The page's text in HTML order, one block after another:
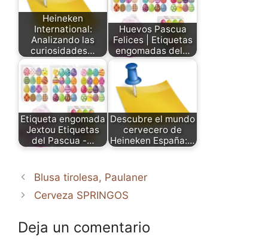
Heineken
International:
Analizando las
curiosidades…
Huevos Pascua
Felices | Etiquetas
engomadas del…
Etiqueta engomada
Jextou Etiquetas
del Pascua -…
Descubre el mundo
cervecero de
Heineken España:…
Blusa tirolesa, Paulaner
Cerveza SPRINGOS
Deja un comentario